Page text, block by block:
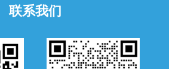
联系我们